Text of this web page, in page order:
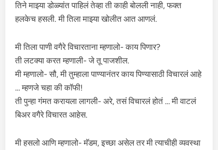
तिने माझ्या डोळ्यांत पाहिलं तेव्हा ती काही बोलली नाही, फक्त
हलकेच हसली. मी तिला माझ्या खोलीत आत आणलं.
मी तिला पाणी वगैरे विचारताना म्हणालो- काय पिणार?
ती लटक्या करत म्हणाली- जे तू पाजशील.
मी म्हणालो- सौ, मी तुम्हाला पाण्यानंतर काय पिण्यासाठी विचारलं आहे
… म्हणजे चहा की कॉफी!
ती पुन्हा गंमत करायला लागली- अरे, तसं विचारलं होतं … मी वाटलं
बिअर वगैरे विचारत आहेस.
मी हसलो आणि म्हणालो- मॅडम, इच्छा असेल तर मी त्याचीही व्यवस्था